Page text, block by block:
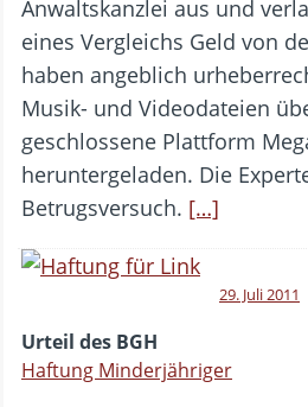
Anwaltskanzlei aus und
eines Vergleichs Geld von
haben angeblich
Musik- und Videodateien
geschlossene Plattform
heruntergeladen. Die
Betrugsversuch. […]
29. Juli 2011
Urteil des BGH
Haftung Minderjähriger